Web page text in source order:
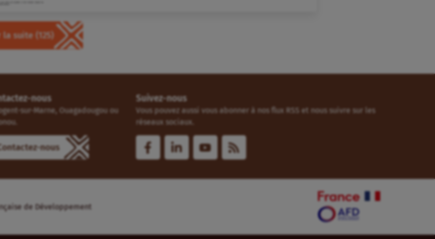
la suite (125)
nous
sur-Marne, Ouagadougou ou
nous
Suivez-nous
Vous pouvez aussi vous abonner à nos flux RSS et nous suivre sur les
réseaux sociaux.
de Développement